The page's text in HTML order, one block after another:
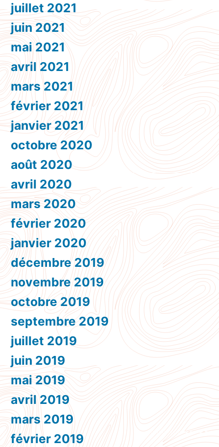
juillet 2021
juin 2021
mai 2021
avril 2021
mars 2021
février 2021
janvier 2021
octobre 2020
août 2020
avril 2020
mars 2020
février 2020
janvier 2020
décembre 2019
novembre 2019
octobre 2019
septembre 2019
juillet 2019
juin 2019
mai 2019
avril 2019
mars 2019
février 2019